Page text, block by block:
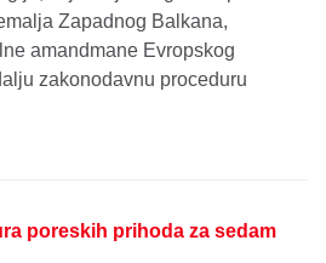
Zapadnog Balkana,
amandmane Evropskog
zakonodavnu proceduru
poreskih prihoda za sedam